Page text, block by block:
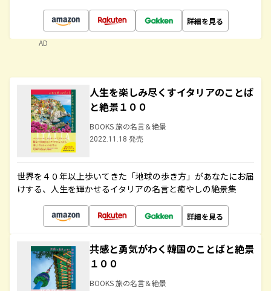
詳細を見る
AD
人生を楽しみ尽くすイタリアのことば
と絶景１００
BOOKS 旅の名言＆絶景
2022.11.18 発売
世界を４０年以上歩いてきた「地球の歩き方」があなたにお届
けする、人生を輝かせるイタリアの名言と癒やしの絶景集
詳細を見る
共感と勇気がわく韓国のことばと絶景
１００
BOOKS 旅の名言＆絶景